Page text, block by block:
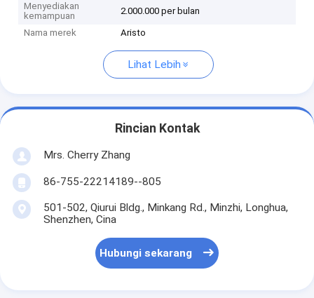
Menyediakan
kemampuan
2.000.000 per bulan
Nama merek Aristo
Lihat Lebih
Rincian Kontak
Mrs. Cherry Zhang
86-755-22214189--805
501-502, Qiurui Bldg., Minkang Rd., Minzhi, Longhua,
Shenzhen, Cina
Hubungi sekarang